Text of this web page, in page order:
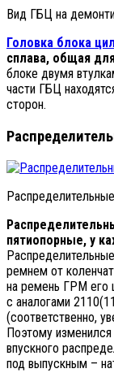
Вид ГБЦ на
Головка блока
сплава, общая
блоке двумя
части ГБЦ
сторон.
пятиопорные, у
ремнем от
на ремень ГРМ его
с аналогами
(соответственно,
Поэтому изменился
впускного
под выпускным –